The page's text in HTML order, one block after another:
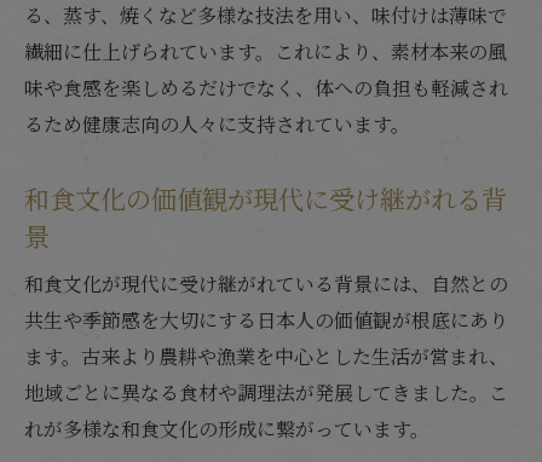
る、蒸す、焼くなど多様な技法を用い、味付けは薄味で
繊細に仕上げられています。これにより、素材本来の風
味や食感を楽しめるだけでなく、体への負担も軽減され
るため健康志向の人々に支持されています。
和食文化の価値観が現代に受け継がれる背
景
和食文化が現代に受け継がれている背景には、自然との
共生や季節感を大切にする日本人の価値観が根底にあり
ます。古来より農耕や漁業を中心とした生活が営まれ、
地域ごとに異なる食材や調理法が発展してきました。こ
れが多様な和食文化の形成に繋がっています。